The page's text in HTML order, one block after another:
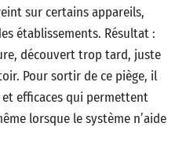
sur certains appareils,
établissements. Résultat :
découvert trop tard, juste
Pour sortir de ce piège, il
efficaces qui permettent
lorsque le système n’aide